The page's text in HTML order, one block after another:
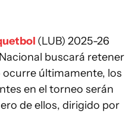
(LUB) 2025-26
buscará retener
últimamente, los
en el torneo serán
de ellos, dirigido por